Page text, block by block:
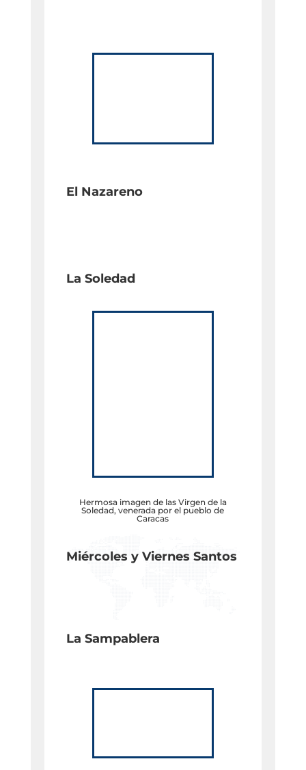
El Nazareno
La Soledad
Hermosa imagen de las Virgen de la
Soledad, venerada por el pueblo de
Caracas
Miércoles y Viernes Santos
La Sampablera